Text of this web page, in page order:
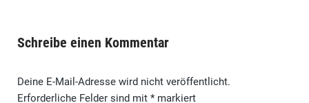
Schreibe einen Kommentar
Deine E-Mail-Adresse wird nicht veröffentlicht.
Erforderliche Felder sind mit *markiert